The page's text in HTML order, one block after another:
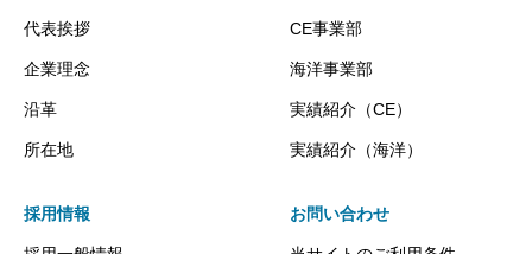
代表挨拶
企業理念
沿革
所在地
CE事業部
海洋事業部
実績紹介（CE）
実績紹介（海洋）
採用情報 お問い合わせ